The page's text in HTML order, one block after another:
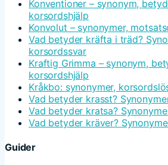
Konventioner – synonym,
korsordshjälp
Konvolut – synonymer,
Vad betyder kräfta i träd?
korsordssvar
Kraftig Grimma – synonym,
korsordshjälp
Kråkbo: synonymer,
Vad betyder krasst?
Vad betyder kratsa?
Vad betyder kräver?
Guider